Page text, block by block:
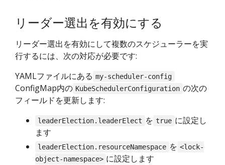
リーダー選出を有効にする
リーダー選出を有効にして複数のスケジューラーを実
行するには、次の対応が必要です:
YAMLファイルにある my-scheduler-config
ConfigMap内の KubeSchedulerConfiguration の次の
フィールドを更新します:
leaderElection.leaderElect を true に設定し
ます
leaderElection.resourceNamespace を <lock-
object-namespace> に設定します